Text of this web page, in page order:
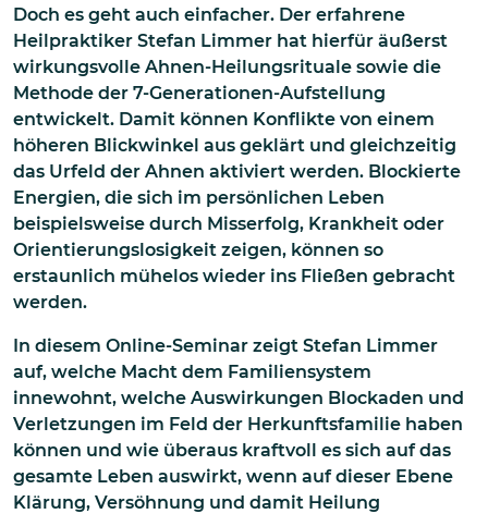
Doch es geht auch einfacher. Der erfahrene
Heilpraktiker Stefan Limmer hat hierfür äußerst
wirkungsvolle Ahnen-Heilungsrituale sowie die
Methode der 7-Generationen-Aufstellung
entwickelt. Damit können Konflikte von einem
höheren Blickwinkel aus geklärt und gleichzeitig
das Urfeld der Ahnen aktiviert werden. Blockierte
Energien, die sich im persönlichen Leben
beispielsweise durch Misserfolg, Krankheit oder
Orientierungslosigkeit zeigen, können so
erstaunlich mühelos wieder ins Fließen gebracht
werden.
In diesem Online-Seminar zeigt Stefan Limmer
auf, welche Macht dem Familiensystem
innewohnt, welche Auswirkungen Blockaden und
Verletzungen im Feld der Herkunftsfamilie haben
können und wie überaus kraftvoll es sich auf das
gesamte Leben auswirkt, wenn auf dieser Ebene
Klärung, Versöhnung und damit Heilung